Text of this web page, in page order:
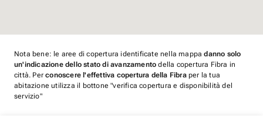
Nota bene: le aree di copertura identificate nella mappadanno solo
un'indicazione dello stato di avanzamento della copertura Fibra in
città. Perconoscere l'effettiva copertura della Fibraper la tua
abitazione utilizza il bottone "verifica copertura e disponibilità del
servizio"